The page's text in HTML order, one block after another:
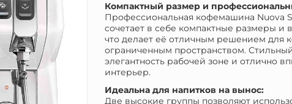
Компактный размер и
Профессиональная кофемашина Nuova
сочетает в себе компактные размеры и
что делает её отличным решением для
ограниченным пространством.
элегантность рабочей зоне и отлично
интерьер.
Идеальна для напитков на вынос:
Две высокие группы позволяют